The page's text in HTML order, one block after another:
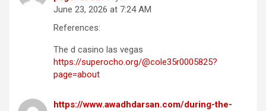
June 23, 2026 at 7:24 AM
References:
The d casino las vegas
https://superocho.org/@cole35r0005825?
page=about
https://www.awadhdarsan.com/during-the-